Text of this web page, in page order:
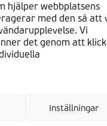
hjälper webbplatsens
med den så att
Vi
det genom att
Inställningar